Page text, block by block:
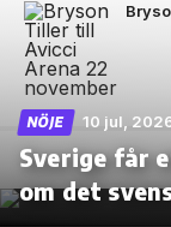
NÖJE 10 jul,
Sverige får
om det